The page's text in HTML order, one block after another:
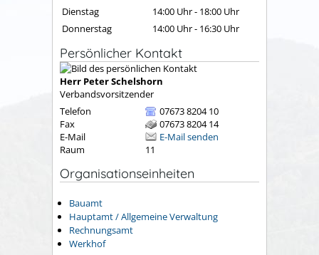
Dienstag
14:00 Uhr- 18:00 Uhr
Donnerstag
14:00 Uhr- 16:30 Uhr
Persönlicher Kontakt
Herr PeterSchelshorn
Verbandsvorsitzender
Telefon
07673 8204 10
Fax
07673 8204 14
E-Mail
E-Mail senden
Raum
11
Organisationseinheiten
Bauamt
Hauptamt / Allgemeine Verwaltung
Rechnungsamt
Werkhof